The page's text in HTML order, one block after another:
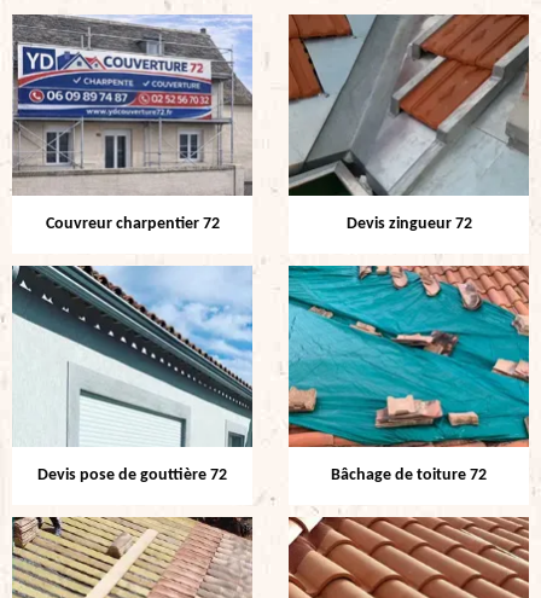
Couvreur charpentier 72 Devis zingueur 72
Devis pose de gouttière 72 Bâchage de toiture 72